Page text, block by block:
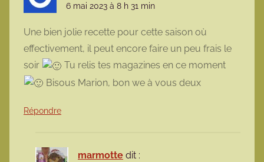
6 mai 2023 à 8 h 31 min
Une bien jolie recette pour cette saison où
effectivement, il peut encore faire un peu frais le
soir
Tu relis tes magazines en ce moment
Bisous Marion, bon we à vous deux
Répondre
marmotte dit :